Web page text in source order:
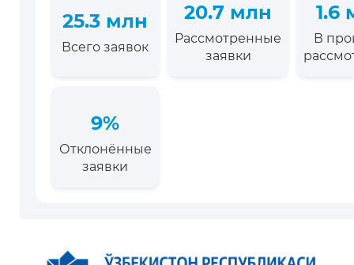
25.3 млн
Всего заявок
20.7 млн
Рассмотренные
заявки
1.6
В
9%
Отклонённые
заявки